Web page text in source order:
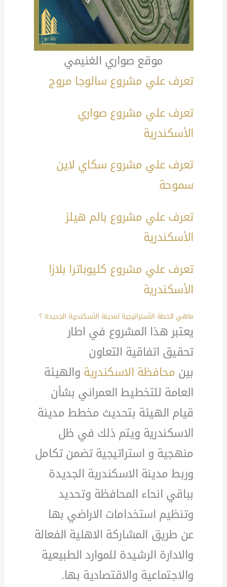
موقع صواري الغنيمي
تعرف علي مشروع سالوجا مروج
تعرف علي مشروع صواري
الأسكندرية
تعرف علي مشروع سكاي لاين
سموحة
تعرف علي مشروع بالم هيلز
الأسكندرية
تعرف علي مشروع كليوباترا بلازا
الأسكندرية
ماهي الخطة الأستراتيجية لمدينة الأسكندرية الجديدة ؟
يعتبر هذا المشروع في اطار
تحقيق اتفاقية التعاون
بينمحافظة الاسكندريةوالهيئة
العامة للتخطيط العمراني بشأن
قيام الهيئة بتحديث مخطط مدينة
الاسكندرية ويتم ذلك في ظل
منهجية و استراتيجية تضمن تكامل
وربط مدينة الاسكندرية الجديدة
بباقي انحاء المحافظة وتحديد
وتنظيم استخدامات الاراضي بها
عن طريق المشاركة الاهلية الفعالة
والادارة الرشيدة للموارد الطبيعية
والاجتماعية والاقتصادية بها.